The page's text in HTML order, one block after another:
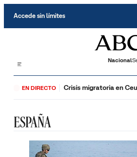
Accede sin límites
Nacional
EN DIRECTO Crisis migratoria en
ESPAÑA